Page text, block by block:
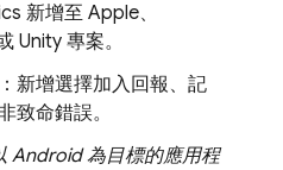
新增至 Apple、
Unity 專案。
：新增選擇加入回報、記
致命錯誤。
Android 為目標的應用程